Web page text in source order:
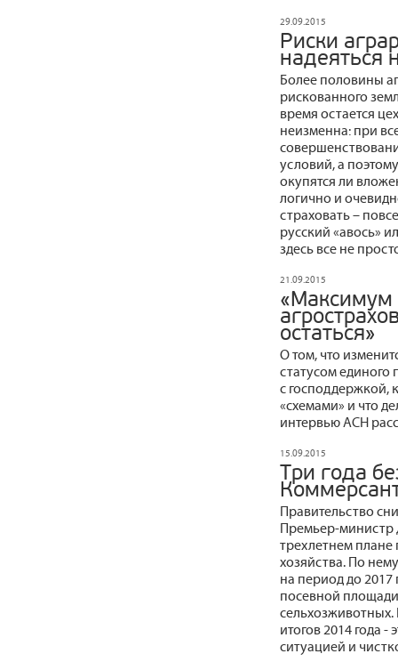
29.09.2015
Риски
надеяться
Более половины
рискованного
время остается
неизменна: при
условий, а
окупятся ли
логично и
страховать –
русский «авось»
здесь все не
21.09.2015
«Максимум
остаться»
О том, что
статусом
с господдержкой,
«схемами» и что
интервью АСН
15.09.2015
Три года
Правительство
Премьер-министр
трехлетнем плане
хозяйства. По
на период до 2017
посевной
итогов 2014 года
ситуацией и